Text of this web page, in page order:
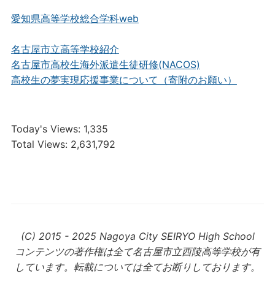
愛知県高等学校総合学科web
名古屋市立高等学校紹介
名古屋市高校生海外派遣生徒研修(NACOS)
高校生の夢実現応援事業について（寄附のお願い）
Today's Views: 1,335
Total Views: 2,631,792
(C) 2015 - 2025 Nagoya City SEIRYO High School
コンテンツの著作権は全て名古屋市立西陵高等学校が有
しています。転載については全てお断りしております。